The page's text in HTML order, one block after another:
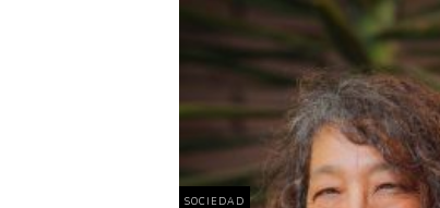
Cómics
SOCIEDAD